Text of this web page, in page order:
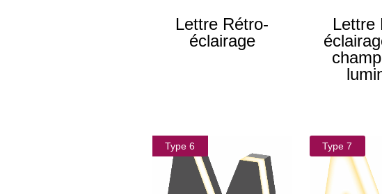
Lettre Rétro-
éclairage
Lettre
Type 6 Type 7